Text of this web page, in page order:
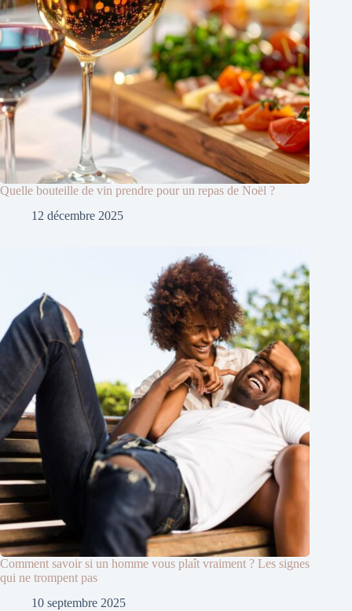
Quelle bouteille de vin prendre pour un repas de Noël ?
12 décembre 2025
Comment savoir si un homme vous plaît vraiment ? Les signes
qui ne trompent pas
10 septembre 2025